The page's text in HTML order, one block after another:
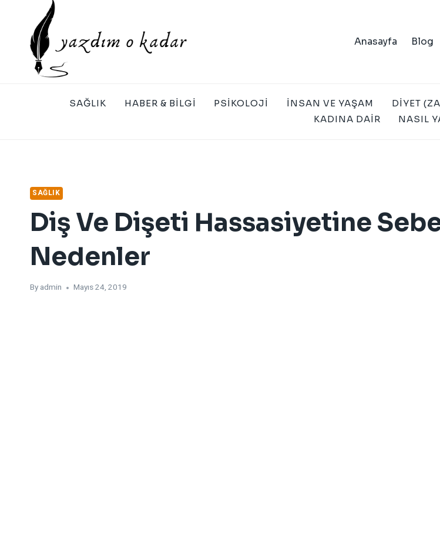
content
Anasayfa Blog
SAĞLIK HABER & BILGI PSIKOLOJI İNSAN VE YAŞAM DIYET
KADINA DAIR
NASIL
SAĞLIK
Diş Ve Dişeti Hassasiyetine
Nedenler
By admin Mayıs 24, 2019